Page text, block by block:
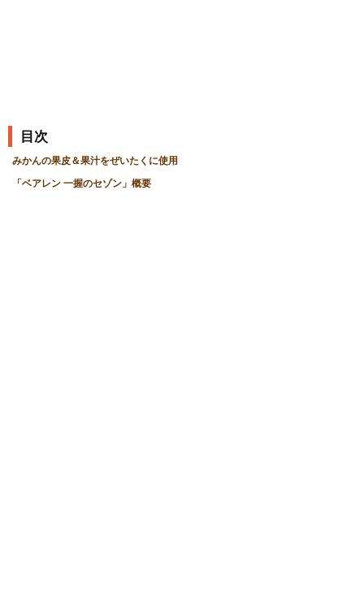
目次
みかんの果皮＆果汁をぜいたくに使用
「ベアレン 一握のセゾン」概要